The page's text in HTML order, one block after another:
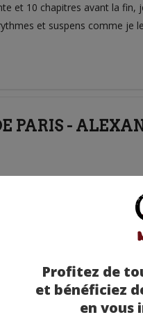
Profitez de
et bénéficiez
en vous
et 10 chapitres avant la
et suspens comme je
PARIS -
la plume d’Alexandra
à la brigade d’intervention
potasser le sujet et nous
à ces hommes,